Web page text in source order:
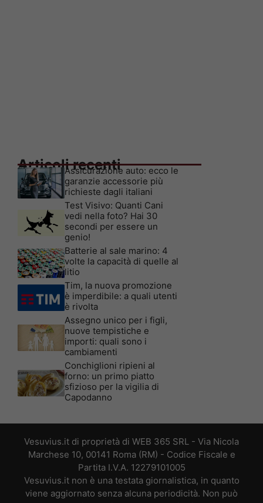
Articoli recenti
Assicurazione auto: ecco le
garanzie accessorie più
richieste dagli italiani
Test Visivo: Quanti Cani
vedi nella foto? Hai 30
secondi per essere un
genio!
Batterie al sale marino: 4
volte la capacità di quelle al
litio
Tim, la nuova promozione
è imperdibile: a quali utenti
è rivolta
Assegno unico per i figli,
nuove tempistiche e
importi: quali sono i
cambiamenti
Conchiglioni ripieni al
forno: un primo piatto
sfizioso per la vigilia di
Capodanno
Vesuvius.it di proprietà di WEB 365 SRL - Via Nicola
Marchese 10, 00141 Roma (RM) - Codice Fiscale e
Partita I.V.A. 12279101005
Vesuvius.it non è una testata giornalistica, in quanto
viene aggiornato senza alcuna periodicità. Non può